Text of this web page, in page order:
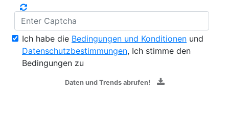
Ich habe die Bedingungen und Konditionen und
Datenschutzbestimmungen, Ich stimme den
Bedingungen zu
Daten und Trends abrufen!